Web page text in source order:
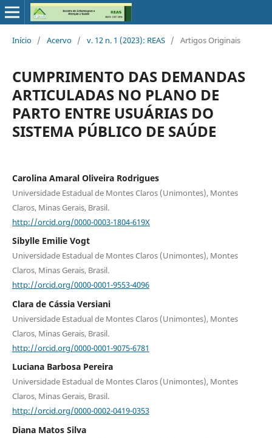
Início / Acervo / v. 12 n. 1 (2023): REAS / Artigos Originais
CUMPRIMENTO DAS DEMANDAS
ARTICULADAS NO PLANO DE
PARTO ENTRE USUÁRIAS DO
SISTEMA PÚBLICO DE SAÚDE
Carolina Amaral Oliveira Rodrigues
Universidade Estadual de Montes Claros (Unimontes), Montes
Claros, Minas Gerais, Brasil.
http://orcid.org/0000-0003-1804-619X
Sibylle Emilie Vogt
Universidade Estadual de Montes Claros (Unimontes), Montes
Claros, Minas Gerais, Brasil.
http://orcid.org/0000-0001-9553-4096
Clara de Cássia Versiani
Universidade Estadual de Montes Claros (Unimontes), Montes
Claros, Minas Gerais, Brasil.
http://orcid.org/0000-0001-9075-6781
Luciana Barbosa Pereira
Universidade Estadual de Montes Claros (Unimontes), Montes
Claros, Minas Gerais, Brasil.
http://orcid.org/0000-0002-0419-0353
Diana Matos Silva